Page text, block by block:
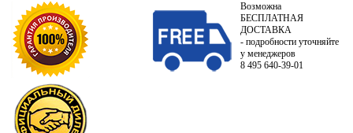
Возможна
БЕСПЛАТНАЯ
ДОСТАВКА
- подробности уточняйте
у менеджеров
8 495 640-39-01